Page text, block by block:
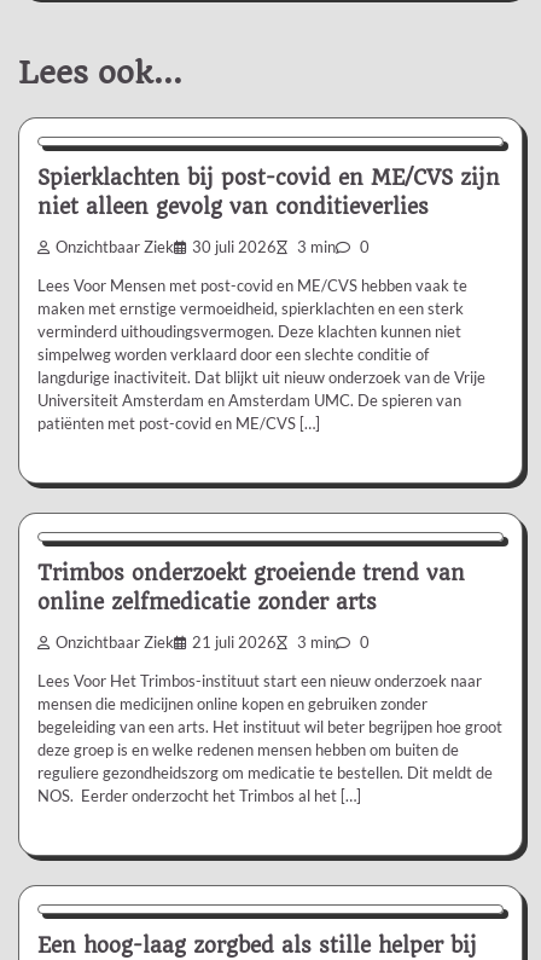
Lees ook...
Nieuws/Informatie
Spierklachten bij post-covid en ME/CVS zijn
niet alleen gevolg van conditieverlies
Onzichtbaar Ziek 30 juli 2026 3 min 0
Lees Voor Mensen met post-covid en ME/CVS hebben vaak te
maken met ernstige vermoeidheid, spierklachten en een sterk
verminderd uithoudingsvermogen. Deze klachten kunnen niet
simpelweg worden verklaard door een slechte conditie of
langdurige inactiviteit. Dat blijkt uit nieuw onderzoek van de Vrije
Universiteit Amsterdam en Amsterdam UMC. De spieren van
patiënten met post-covid en ME/CVS […]
Nieuws/Informatie
Trimbos onderzoekt groeiende trend van
online zelfmedicatie zonder arts
Onzichtbaar Ziek 21 juli 2026 3 min 0
Lees Voor Het Trimbos-instituut start een nieuw onderzoek naar
mensen die medicijnen online kopen en gebruiken zonder
begeleiding van een arts. Het instituut wil beter begrijpen hoe groot
deze groep is en welke redenen mensen hebben om buiten de
reguliere gezondheidszorg om medicatie te bestellen. Dit meldt de
NOS. Eerder onderzocht het Trimbos al het […]
Aanbevolen
Een hoog-laag zorgbed als stille helper bij